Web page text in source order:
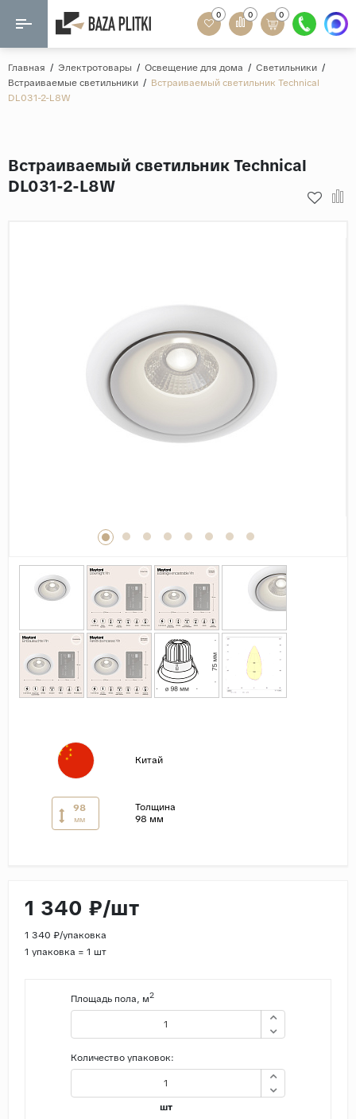
Назад
Керамогранит
Назад
20x120
Рисунок
Дерево
Поверхность
Матовая
Лаппатированная
Сатинированная
Карвинг
Структурная
Мозаика
0 0 0
Главная / Электротовары / Освещение для дома / Светильники /
Встраиваемые светильники / Встраиваемый светильник Technical
DL031-2-L8W
Встраиваемый светильник Technical
DL031-2-L8W
Китай
98
мм
Толщина
98 мм
1 340 ₽/шт
1 340 ₽/упаковка
1 упаковка = 1 шт
Площадь пола, м2
Количество упаковок:
шт